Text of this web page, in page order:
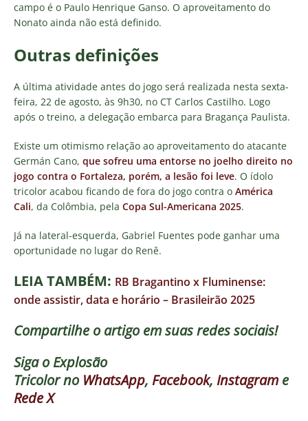
campo é o Paulo Henrique Ganso. O aproveitamento do
Nonato ainda não está definido.
Outras definições
A última atividade antes do jogo será realizada nesta sexta-
feira, 22 de agosto, às 9h30, no CT Carlos Castilho. Logo
após o treino, a delegação embarca para Bragança Paulista.
Existe um otimismo relação ao aproveitamento do atacante
Germán Cano, que sofreu uma entorse no joelho direito no
jogo contra o Fortaleza, porém, a lesão foi leve. O ídolo
tricolor acabou ficando de fora do jogo contra o América
Cali, da Colômbia, pela Copa Sul-Americana 2025.
Já na lateral-esquerda, Gabriel Fuentes pode ganhar uma
oportunidade no lugar do Renê.
LEIA TAMBÉM: RB Bragantino x Fluminense:
onde assistir, data e horário – Brasileirão 2025
Compartilhe o artigo em suas redes sociais!
Siga oExplosão
Tricolorno WhatsApp, Facebook, Instagram e
Rede X